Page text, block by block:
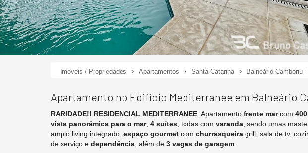
Imóveis / Propriedades Apartamentos Santa Catarina Balneário Camboriú
Apartamento no Edifício Mediterranee em Balneário
RARIDADE!! RESIDENCIAL MEDITERRANEE: Apartamento frente marcom 400
vista panorâmica para o mar, 4 suítes, todas com varanda, sendo umas
amplo living integrado, espaço gourmet com churrasqueira grill, sala de tv,
de serviço e dependência, além de 3 vagas de garagem.